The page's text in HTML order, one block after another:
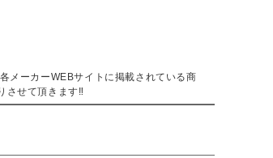
メーカーWEBサイトに掲載されている商
させて頂きます‼